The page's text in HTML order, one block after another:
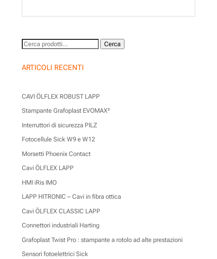
Cerca: Cerca
ARTICOLI RECENTI
CAVI ÖLFLEX ROBUST LAPP
Stampante Grafoplast EVOMAX²
Interruttori di sicurezza PILZ
Fotocellule Sick W9 e W12
Morsetti Phoenix Contact
Cavi ÖLFLEX LAPP
HMI iRis IMO
LAPP HITRONIC – Cavi in fibra ottica
Cavi ÖLFLEX CLASSIC LAPP
Connettori industriali Harting
Grafoplast Twist Pro : stampante a rotolo ad alte prestazioni
Sensori fotoelettrici Sick